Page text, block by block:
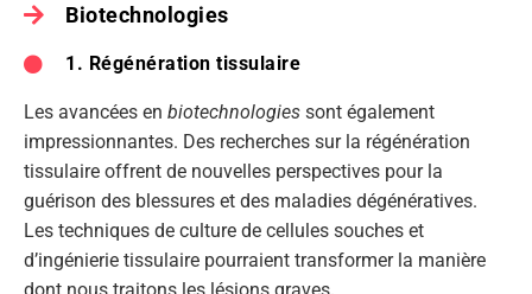
Biotechnologies
1. Régénération tissulaire
Les avancées en biotechnologies sont également
impressionnantes. Des recherches sur la régénération
tissulaire offrent de nouvelles perspectives pour la
guérison des blessures et des maladies dégénératives.
Les techniques de culture de cellules souches et
d’ingénierie tissulaire pourraient transformer la manière